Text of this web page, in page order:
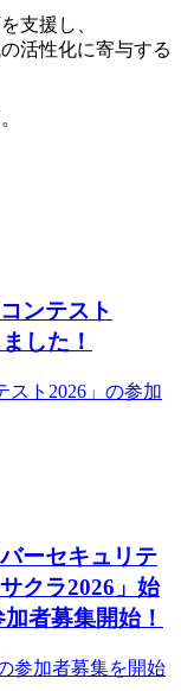
支援し、
活性化に寄与する
ンテスト
した！
スト2026」の参加
ーセキュリテ
クラ2026」始
者募集開始！
参加者募集を開始